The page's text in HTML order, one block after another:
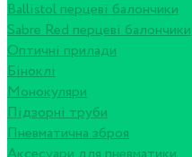
Ballistol перцеві балончики
Sabre Red перцеві балончики
Оптичні прилади
Біноклі
Монокуляри
Підзорні труби
Пневматична зброя